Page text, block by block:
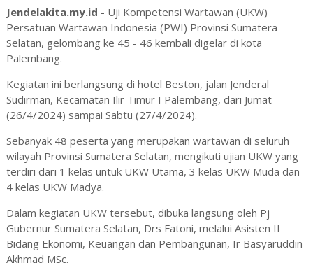
Jendelakita.my.id - Uji Kompetensi Wartawan (UKW)
Persatuan Wartawan Indonesia (PWI) Provinsi Sumatera
Selatan, gelombang ke 45 - 46 kembali digelar di kota
Palembang.
Kegiatan ini berlangsung di hotel Beston, jalan Jenderal
Sudirman, Kecamatan Ilir Timur I Palembang, dari Jumat
(26/4/2024) sampai Sabtu (27/4/2024).
Sebanyak 48 peserta yang merupakan wartawan di seluruh
wilayah Provinsi Sumatera Selatan, mengikuti ujian UKW yang
terdiri dari 1 kelas untuk UKW Utama, 3 kelas UKW Muda dan
4 kelas UKW Madya.
Dalam kegiatan UKW tersebut, dibuka langsung oleh Pj
Gubernur Sumatera Selatan, Drs Fatoni, melalui Asisten II
Bidang Ekonomi, Keuangan dan Pembangunan, Ir Basyaruddin
Akhmad MSc.